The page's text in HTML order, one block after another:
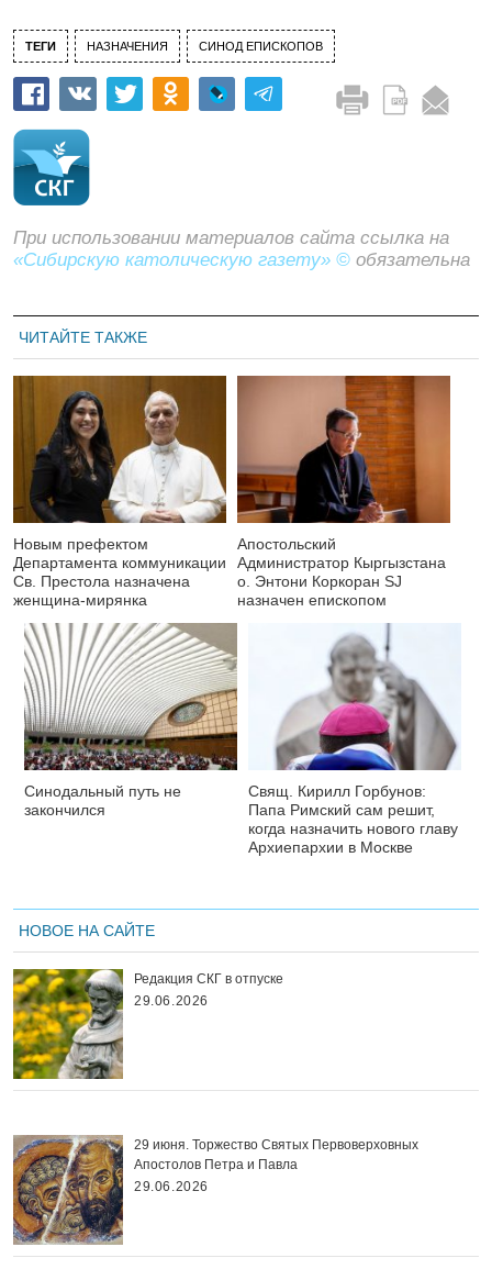
ТЕГИ НАЗНАЧЕНИЯ СИНОД ЕПИСКОПОВ
При использовании материалов сайта ссылка на
«Сибирскую католическую газету» © обязательна
ЧИТАЙТЕ ТАКЖЕ
Новым префектом
Департамента коммуникации
Св. Престола назначена
женщина-мирянка
Апостольский
Администратор Кыргызстана
о. Энтони Коркоран SJ
назначен епископом
Синодальный путь не
закончился
Свящ. Кирилл Горбунов:
Папа Римский сам решит,
когда назначить нового главу
Архиепархии в Москве
НОВОЕ НА САЙТЕ
Редакция СКГ в отпуске
29.06.2026
29 июня. Торжество Святых Первоверховных
Апостолов Петра и Павла
29.06.2026